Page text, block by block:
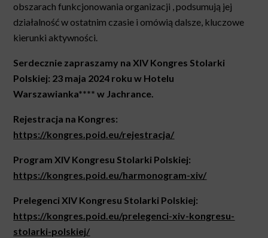
obszarach funkcjonowania organizacji , podsumują jej
działalność w ostatnim czasie i omówią dalsze, kluczowe
kierunki aktywności.
Serdecznie zapraszamy naXIV Kongres Stolarki
Polskiej: 23 maja 2024 roku w Hotelu
Warszawianka**** w Jachrance.
Rejestracja na Kongres:
https://kongres.poid.eu/rejestracja/
Program XIV Kongresu Stolarki Polskiej:
https://kongres.poid.eu/harmonogram-xiv/
Prelegenci XIV Kongresu Stolarki Polskiej:
https://kongres.poid.eu/prelegenci-xiv-kongresu-
stolarki-polskiej/